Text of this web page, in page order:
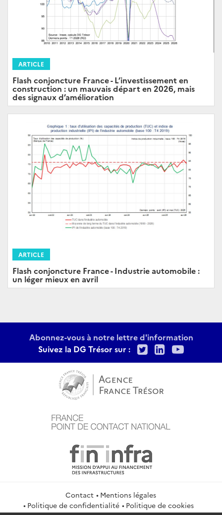
ARTICLE
Flash conjoncture France - L’investissement en
construction : un mauvais départ en 2026, mais
des signaux d’amélioration
ARTICLE
Flash conjoncture France - Industrie automobile :
un léger mieux en avril
Abonnez-vous à notre lettre d'information
Suivez la DG Trésor sur :
TwitterLinkedIn
Contact
Mentions légales
Politique de confidentialité
Politique de cookies